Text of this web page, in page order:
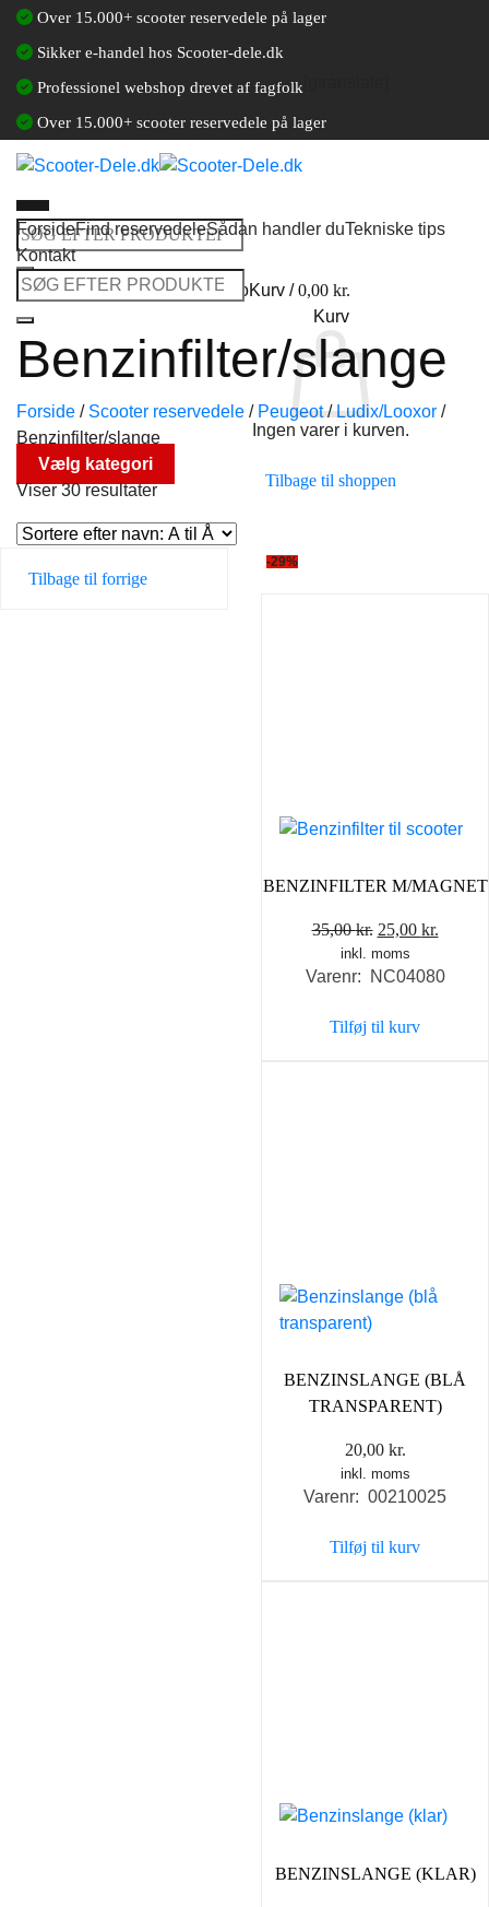
Fortsæt
indhold
Over 15.000+ scooter reservedele på lager
Sikker e-handel hos Scooter-dele.dk
Professionel webshop drevet af fagfolk
Over 15.000+ scooter reservedele på lager
Søg
efter:
Log ind / Opret en kundekontoKurv /0,00 kr.
Kurv
Ingen varer i kurven.
Tilbage til shoppen
ForsideFind reservedeleSådan handler duTekniske tips
Kontakt
Søg
efter:
Benzinfilter/slange
Forside / Scooter reservedele / Peugeot / Ludix/Looxor /
Benzinfilter/slange
Vælg kategori
Viser 30 resultater
Tilbage til forrige
-29%
BENZINFILTER M/MAGNET
35,00kr. Den
oprindelige
pris
35,00 kr..
25,00 kr.Den
pris
inkl. moms
Varenr: NC04080
Tilføj til kurv
BENZINSLANGE (BLÅ
TRANSPARENT)
20,00 kr.
inkl. moms
Varenr: 00210025
Tilføj til kurv
BENZINSLANGE (KLAR)